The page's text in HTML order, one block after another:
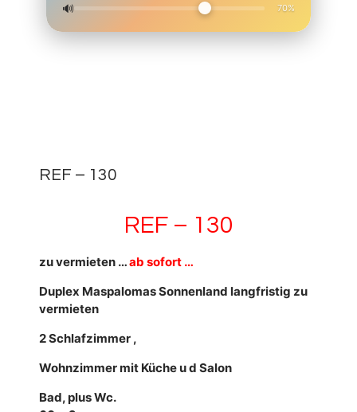
🔊 70%
REF – 130
REF – 130
zu vermieten …ab sofort …
Duplex Maspalomas Sonnenland langfristig zu
vermieten
2 Schlafzimmer ,
Wohnzimmer mit Küche u d Salon
Bad, plus Wc.